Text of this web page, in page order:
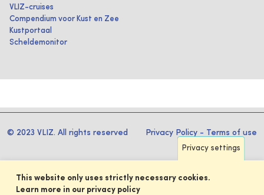
VLIZ-cruises
Compendium voor Kust en Zee
Kustportaal
Scheldemonitor
© 2023 VLIZ. All rights reserved Privacy Policy - Terms of use
Privacy settings
This website only uses strictly necessary cookies.
Learn more in our privacy policy